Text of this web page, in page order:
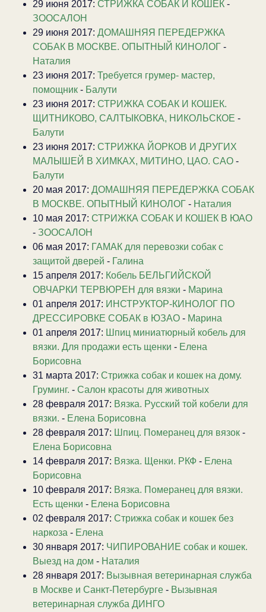
29 июня 2017: СТРИЖКА СОБАК И КОШЕК -
ЗООСАЛОН
29 июня 2017: ДОМАШНЯЯ ПЕРЕДЕРЖКА
СОБАК В МОСКВЕ. ОПЫТНЫЙ КИНОЛОГ -
Наталия
23 июня 2017: Требуется грумер- мастер,
помощник - Балути
23 июня 2017: СТРИЖКА СОБАК И КОШЕК.
ЩИТНИКОВО, САЛТЫКОВКА, НИКОЛЬСКОЕ -
Балути
23 июня 2017: CТРИЖКА ЙОРКОВ И ДРУГИХ
МАЛЫШЕЙ В ХИМКАХ, МИТИНО, ЦАО. САО -
Балути
20 мая 2017: ДОМАШНЯЯ ПЕРЕДЕРЖКА СОБАК
В МОСКВЕ. ОПЫТНЫЙ КИНОЛОГ - Наталия
10 мая 2017: СТРИЖКА СОБАК И КОШЕК В ЮАО
- ЗООСАЛОН
06 мая 2017: ГАМАК для перевозки собак с
защитой дверей - Галина
15 апреля 2017: Кобель БЕЛЬГИЙСКОЙ
ОВЧАРКИ ТЕРВЮРЕН для вязки - Марина
01 апреля 2017: ИНСТРУКТОР-КИНОЛОГ ПО
ДРЕССИРОВКЕ СОБАК в ЮЗАО - Марина
01 апреля 2017: Шпиц миниатюрный кобель для
вязки. Для продажи есть щенки - Елена
Борисовна
31 марта 2017: Стрижка собак и кошек на дому.
Груминг. - Салон красоты для животных
28 февраля 2017: Вязка. Русский той кобели для
вязки. - Елена Борисовна
28 февраля 2017: Шпиц. Померанец для вязок -
Елена Борисовна
14 февраля 2017: Вязка. Щенки. РКФ - Елена
Борисовна
10 февраля 2017: Вязка. Померанец для вязки.
Есть щенки - Елена Борисовна
02 февраля 2017: Стрижка собак и кошек без
наркоза - Елена
30 января 2017: ЧИПИРОВАНИЕ собак и кошек.
Выезд на дом - Наталия
28 января 2017: Вызывная ветеринарная служба
в Москве и Санкт-Петербурге - Вызывная
ветеринарная служба ДИНГО